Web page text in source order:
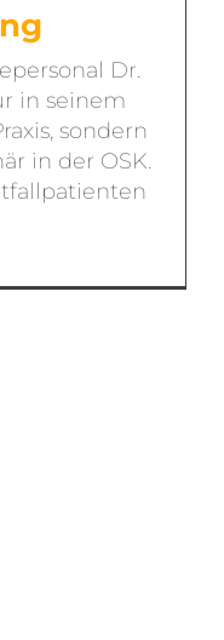
Dr.
in seinem
sondern
in der OSK.